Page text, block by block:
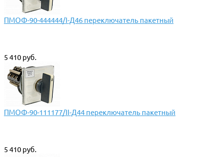
ПМОФ-90-444444/I-Д46 переключатель пакетный
5 410 руб.
ПМОФ-90-111177/II-Д44 переключатель пакетный
5 410 руб.